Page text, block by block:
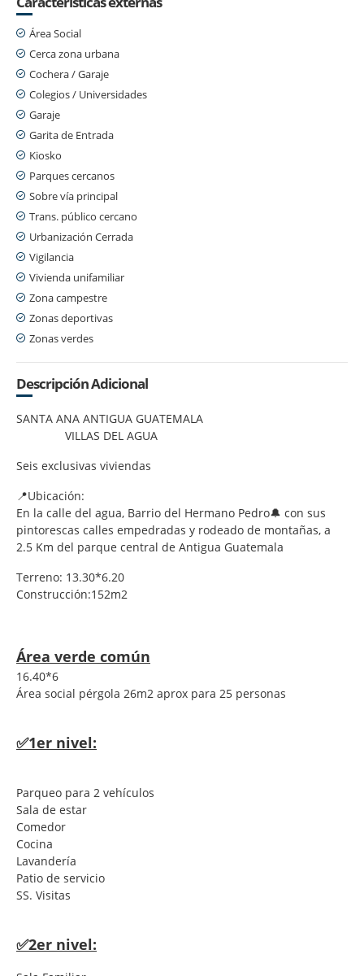
Área Social
Cerca zona urbana
Cochera / Garaje
Colegios / Universidades
Garaje
Garita de Entrada
Kiosko
Parques cercanos
Sobre vía principal
Trans. público cercano
Urbanización Cerrada
Vigilancia
Vivienda unifamiliar
Zona campestre
Zonas deportivas
Zonas verdes
Descripción Adicional
SANTA ANA ANTIGUA GUATEMALA
VILLAS DEL AGUA
Seis exclusivas viviendas
📍Ubicación:
En la calle del agua, Barrio del Hermano Pedro🔔 con sus
pintorescas calles empedradas y rodeado de montañas, a
2.5 Km del parque central de Antigua Guatemala
Terreno: 13.30*6.20
Construcción:152m2
Área verde común
16.40*6
Área social pérgola 26m2 aprox para 25 personas
✅1er nivel:
Parqueo para 2 vehículos
Sala de estar
Comedor
Cocina
Lavandería
Patio de servicio
SS. Visitas
✅2er nivel: